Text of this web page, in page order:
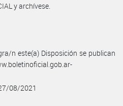
y archívese.
n este(a) Disposición se publican
08/2021